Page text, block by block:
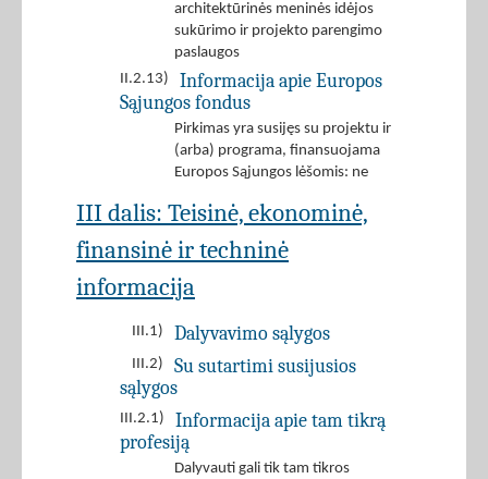
architektūrinės meninės idėjos
sukūrimo ir projekto parengimo
paslaugos
II.2.13)
Informacija apie Europos
Sąjungos fondus
Pirkimas yra susijęs su projektu ir
(arba) programa, finansuojama
Europos Sąjungos lėšomis: ne
III dalis: Teisinė, ekonominė,
finansinė ir techninė
informacija
III.1) Dalyvavimo sąlygos
III.2)
Su sutartimi susijusios
sąlygos
III.2.1)
Informacija apie tam tikrą
profesiją
Dalyvauti gali tik tam tikros